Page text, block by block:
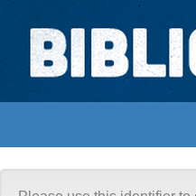
Skip
navigation
Biblioteca Digital Abong
Espaços para ajustar tela